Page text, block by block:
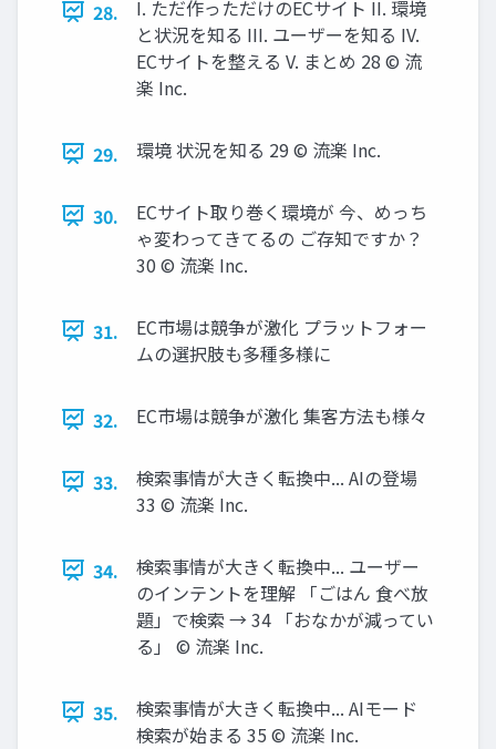
28.
I. ただ作っただけのECサイト II. 環境
と状況を知る III. ユーザーを知る IV.
ECサイトを整える V. まとめ 28 © 流
楽 Inc.
29. 環境 状況を知る 29 © 流楽 Inc.
30.
ECサイト取り巻く環境が 今、めっち
ゃ変わってきてるの ご存知ですか？
30 © 流楽 Inc.
31.
EC市場は競争が激化 プラットフォー
ムの選択肢も多種多様に
32. EC市場は競争が激化 集客方法も様々
33.
検索事情が大きく転換中... AIの登場
33 © 流楽 Inc.
34.
検索事情が大きく転換中... ユーザー
のインテントを理解 「ごはん 食べ放
題」で検索 → 34 「おなかが減ってい
る」 © 流楽 Inc.
35.
検索事情が大きく転換中... AIモード
検索が始まる 35 © 流楽 Inc.